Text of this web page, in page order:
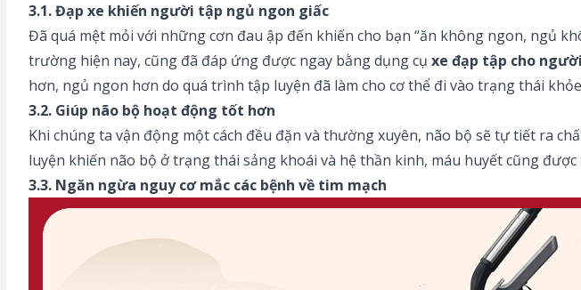
3.1. Đạp xe khiến người tập ngủ ngon giấc
Đã quá mệt mỏi với những cơn đau ập đến khiến cho bạn “ăn không ngon, ngủ
trường hiện nay, cũng đã đáp ứng được ngay bằng dụng cụ xe đạp tập cho
hơn, ngủ ngon hơn do quá trình tập luyện đã làm cho cơ thể đi vào trạng thái
3.2. Giúp não bộ hoạt động tốt hơn
Khi chúng ta vận động một cách đều đặn và thường xuyên, não bộ sẽ tự tiết ra
luyện khiến não bộ ở trạng thái sảng khoái và hệ thần kinh, máu huyết cũng
3.3. Ngăn ngừa nguy cơ mắc các bệnh về tim mạch